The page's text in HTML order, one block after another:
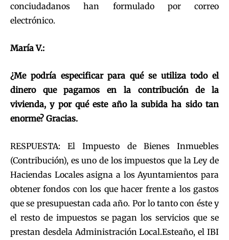
conciudadanos han formulado por correo
electrónico.
María V.:
¿Me podría especificar para qué se utiliza todo el
dinero que pagamos en la contribución de la
vivienda, y por qué este año la subida ha sido tan
enorme? Gracias.
RESPUESTA: El Impuesto de Bienes Inmuebles
(Contribución), es uno de los impuestos que la Ley de
Haciendas Locales asigna a los Ayuntamientos para
obtener fondos con los que hacer frente a los gastos
que se presupuestan cada año. Por lo tanto con éste y
el resto de impuestos se pagan los servicios que se
prestan desdela Administración Local.Esteaño, el IBI